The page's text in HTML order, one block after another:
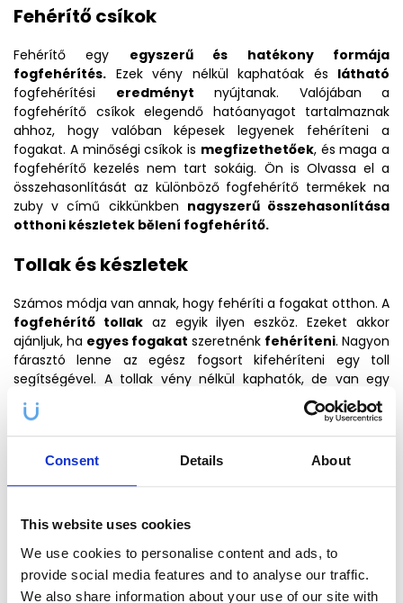
Consent Details About
This website uses cookies
We use cookies to personalise content and ads, to
provide social media features and to analyse our traffic.
We also share information about your use of our site with
Fehérítő csíkok
Fehérítő egy egyszerű és hatékony formája
fogfehérítés. Ezek vény nélkül kaphatóak és látható
fogfehérítési eredményt nyújtanak. Valójában a
fogfehérítő csíkok elegendő hatóanyagot tartalmaznak
ahhoz, hogy valóban képesek legyenek fehéríteni a
fogakat. A minőségi csíkok is megfizethetőek, és maga a
fogfehérítő kezelés nem tart sokáig. Ön is Olvassa el a
összehasonlítását az különböző fogfehérítő termékek na
zuby v című cikkünkben nagyszerű összehasonlítása
otthoni készletek bělení fogfehérítő.
Tollak és készletek
Számos módja van annak, hogy fehéríti a fogakat otthon. A
fogfehérítő tollakaz egyik ilyen eszköz. Ezeket akkor
ajánljuk, ha egyes fogakat szeretnénk fehéríteni. Nagyon
fárasztó lenne az egész fogsort kifehéríteni egy toll
segítségével. A tollak vény nélkül kaphatók, de van egy
hátrányuk. Ez főként a viszonylag
alacsony
hatóanyagtartalom miatt van
. A másik lehetőség az
otthoni fogfehérítésre szolgálókészletek használata.
Ezek a készletek általában
és fogantyút
LED-fényt is tartalmazhatnak,
hátrányuk, hogynem megfelelő fogantyúkkal
rendelkeznek, ami nemcsak kényelmetlené teszi a
fogfehérítést, hanem hatástalanná is teheti azt.